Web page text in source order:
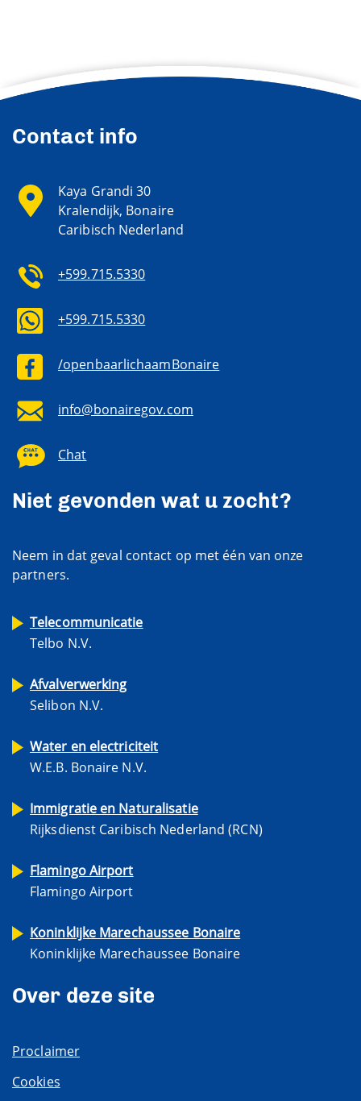
Contact info
Kaya Grandi 30
Kralendijk, Bonaire
Caribisch Nederland
+599.715.5330
+599.715.5330
/openbaarlichaamBonaire
info@bonairegov.com
Chat
Niet gevonden wat u zocht?
Neem in dat geval contact op met één van onze
partners.
Telecommunicatie
Telbo N.V.
Afvalverwerking
Selibon N.V.
Water en electriciteit
W.E.B. Bonaire N.V.
Immigratie en Naturalisatie
Rijksdienst Caribisch Nederland (RCN)
Flamingo Airport
Flamingo Airport
Koninklijke Marechaussee Bonaire
Koninklijke Marechaussee Bonaire
Over deze site
Proclaimer
Cookies